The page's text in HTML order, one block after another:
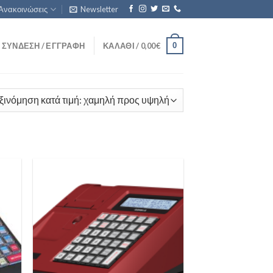
Newsletter
ΣΎΝΔΕΣΗ / ΕΓΓΡΑΦΉ ΚΑΛΆΘΙ / 0,00€ 0
1kg/0.1g (0)
1T/1kg (0)
1T/200g(1)
Add to
Wishlist